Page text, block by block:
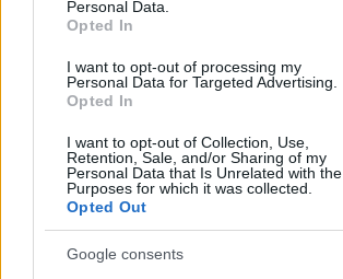
Personal Data.
Opted In
I want to opt-out of processing my
Personal Data for Targeted Advertising.
Opted In
I want to opt-out of Collection, Use,
Retention, Sale, and/or Sharing of my
Personal Data that Is Unrelated with the
Purposes for which it was collected.
Opted Out
Google consents
09.08.2026